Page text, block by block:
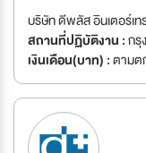
บริษัท ดีพลัส อินเตอร์เ
สถานที่ปฏิบัติงาน :กรุ
เงินเดือน(บาท) :ตามต